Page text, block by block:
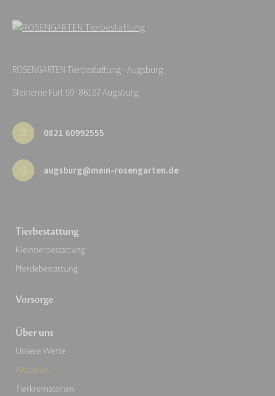
ROSENGARTEN-Tierbestattung - Augsburg
Steinerne Furt 60 · 86167 Augsburg
0821 60992555
augsburg@mein-rosengarten.de
Tierbestattung
Kleintierbestattung
Pferdebestattung
Vorsorge
Über uns
Unsere Werte
Aktuelles
Tierkrematorien